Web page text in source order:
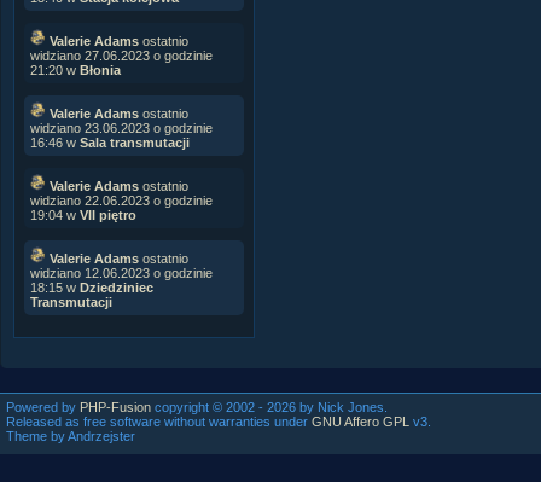
Valerie Adams ostatnio
widziano 27.06.2023 o godzinie
21:20 w Błonia
Valerie Adams ostatnio
widziano 23.06.2023 o godzinie
16:46 w Sala transmutacji
Valerie Adams ostatnio
widziano 22.06.2023 o godzinie
19:04 w VII piętro
Valerie Adams ostatnio
widziano 12.06.2023 o godzinie
18:15 w Dziedziniec
Transmutacji
Powered by PHP-Fusion copyright © 2002 - 2026 by Nick Jones.
Released as free software without warranties under GNU Affero GPL
v3.
Theme by Andrzejster